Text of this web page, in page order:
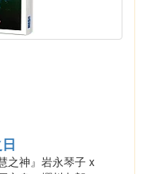
之神』岩永琴子 x